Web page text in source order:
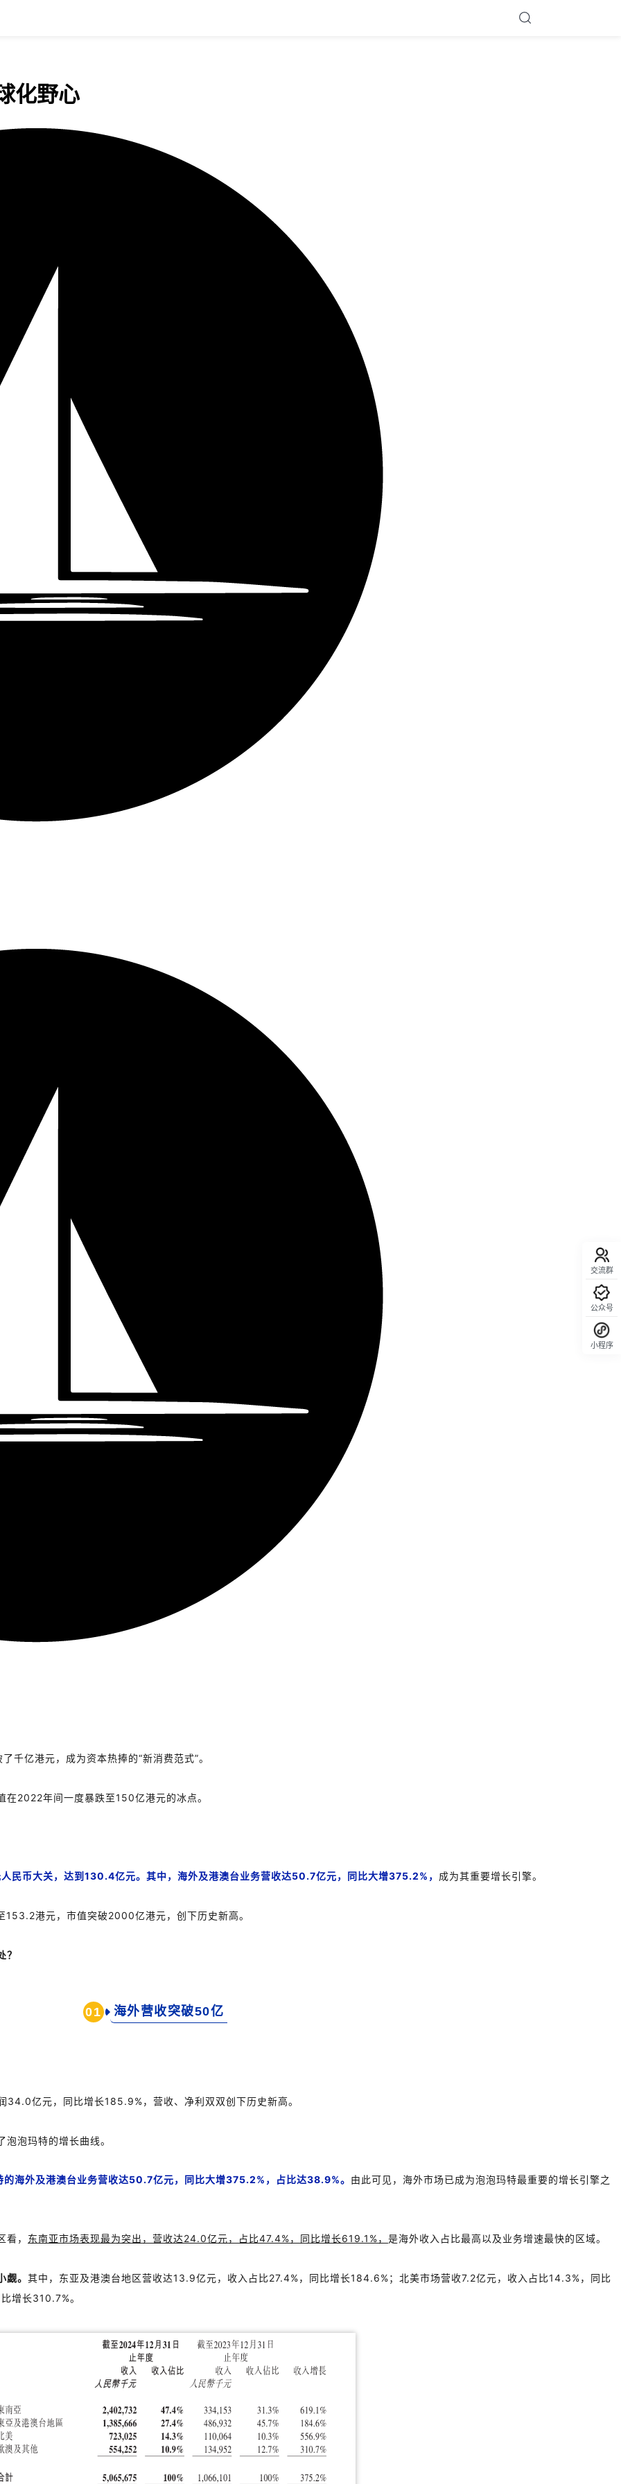
化野心
千亿港元，成为资本热捧的“新消费范式”。
在2022年间一度暴跌至150亿港元的冰点。
民币大关，达到 130.4亿元。 其中，海外及港澳台业务营收达50.7亿元，同比大增375.2% ， 成为其重要增长引擎。
153.2港元，市值突破2000亿港元，创下历史新高。
01 海外营收突破50亿
34.0亿元，同比增长185.9%，营收、净利双双创下历史新高。
泡玛特的增长曲线。
的海外及港澳台业务营收达50.7亿元，同比大增375.2% ，占比达38.9%。 由此可见，海外市场已成为泡泡玛特最重要的增长引擎之
， 东南亚市场表现最为突出，营收达24.0亿元，占比47.4%，同比增长619.1%， 是海外收入占比最高以及业务增速最快的区域。
。 其中，东亚及港澳台地区营收达13.9亿元，收入占比27.4%，同比增长184.6%；北美市场营收7.2亿元，收入占比14.3%，同比
增长310.7%。
交流群
公众号
小程序